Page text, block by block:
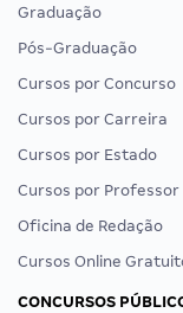
Graduação
Pós-Graduação
Cursos por Concurso
Cursos por Carreira
Cursos por Estado
Cursos por Professor
Oficina de Redação
Cursos Online
CONCURSOS